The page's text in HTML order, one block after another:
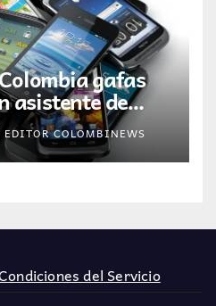
gafas
asistente de
EDITOR COLOMBINEWS
del Servicio